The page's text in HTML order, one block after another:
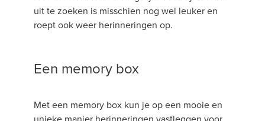
uit te zoeken is misschien nog wel leuker en
roept ook weer herinneringen op.
Een memory box
Met een memory box kun je op een mooie en